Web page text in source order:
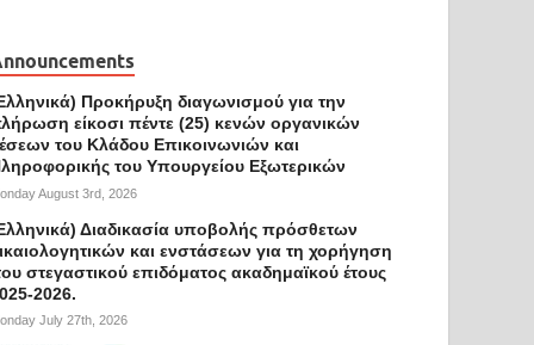
Προκήρυξη διαγωνισμού για την
είκοσι πέντε (25) κενών οργανικών
του Κλάδου Επικοινωνιών και
του Υπουργείου Εξωτερικών
August 3rd, 2026
Διαδικασία υποβολής πρόσθετων
και ενστάσεων για τη χορήγηση
στεγαστικού επιδόματος ακαδημαϊκού έτους
2026.
July 27th, 2026